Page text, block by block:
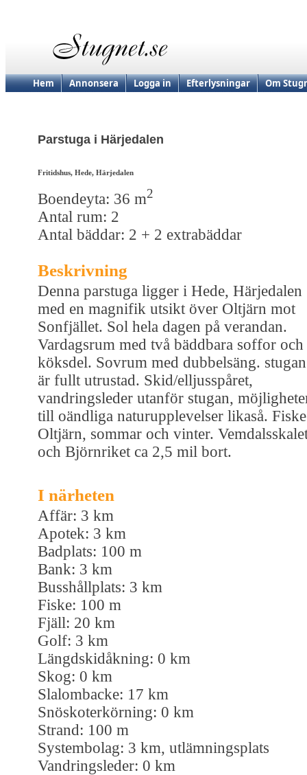
Hem Annonsera Logga in Efterlysningar Om
Parstuga i Härjedalen
Fritidshus, Hede, Härjedalen
Boendeyta: 36 m2
Antal rum: 2
Antal bäddar: 2 + 2 extrabäddar
Beskrivning
Denna parstuga ligger i Hede, Härjedalen
med en magnifik utsikt över Oltjärn mot
Sonfjället. Sol hela dagen på verandan.
Vardagsrum med två bäddbara soffor och
köksdel. Sovrum med dubbelsäng. stugan
är fullt utrustad. Skid/elljusspåret,
vandringsleder utanför stugan,
till oändliga naturupplevelser likaså.
Oltjärn, sommar och vinter.
och Björnriket ca 2,5 mil bort.
I närheten
Affär: 3 km
Apotek: 3 km
Badplats: 100 m
Bank: 3 km
Busshållplats: 3 km
Fiske: 100 m
Fjäll: 20 km
Golf: 3 km
Längdskidåkning: 0 km
Skog: 0 km
Slalombacke: 17 km
Snöskoterkörning: 0 km
Strand: 100 m
Systembolag: 3 km, utlämningsplats
Vandringsleder: 0 km